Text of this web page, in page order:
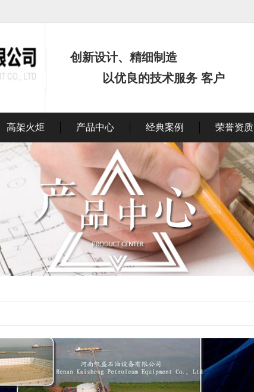
创新设计、精细制造
以优良的技术服务 客户
高架火炬 产品中心 经典案例 荣誉资质